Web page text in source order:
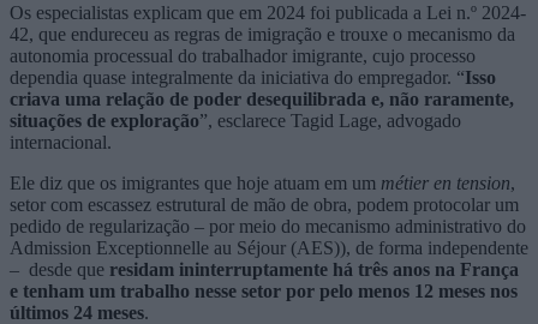
Os especialistas explicam que em 2024 foi publicada a Lei n.º 2024-
42, que endureceu as regras de imigração e trouxe o mecanismo da
autonomia processual do trabalhador imigrante, cujo processo
dependia quase integralmente da iniciativa do empregador. “Isso
criava uma relação de poder desequilibrada e, não raramente,
situações de exploração”, esclarece Tagid Lage, advogado
internacional.
Ele diz que os imigrantes que hoje atuam em um métier en tension,
setor com escassez estrutural de mão de obra, podem protocolar um
pedido de regularização – por meio do mecanismo administrativo do
Admission Exceptionnelle au Séjour (AES)), de forma independente
– desde que residam ininterruptamente há três anos na França
e tenham um trabalho nesse setor por pelo menos 12 meses nos
últimos 24 meses.